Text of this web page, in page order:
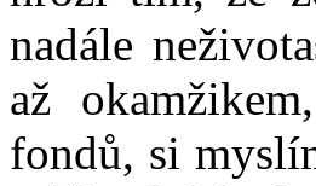
nadále
až
fondů, si